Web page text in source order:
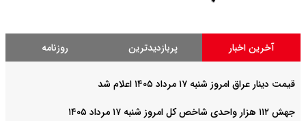
آخرین اخبار پربازدیدترین روزنامه
قیمت دینار عراق امروز شنبه ۱۷ مرداد ۱۴۰۵ اعلام شد
جهش ۱۱۲ هزار واحدی شاخص کل امروز شنبه ۱۷ مرداد ۱۴۰۵